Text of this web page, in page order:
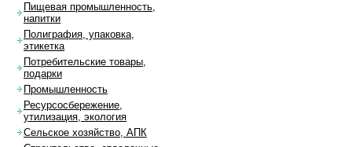
Пищевая промышленность,
напитки
Полиграфия, упаковка,
этикетка
Потребительские товары,
подарки
Промышленность
Ресурсосбережение,
утилизация, экология
Сельское хозяйство, АПК